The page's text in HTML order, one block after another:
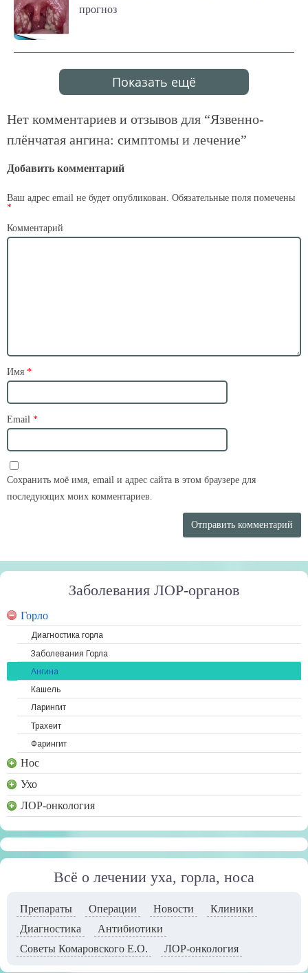
прогноз
Показать ещё
Нет комментариев и отзывов для “Язвенно-
плёнчатая ангина: симптомы и лечение”
Добавить комментарий
Ваш адрес email не будет опубликован. Обязательные поля помечены
*
Комментарий
Имя *
Email *
Сохранить моё имя, email и адрес сайта в этом браузере для
последующих моих комментариев.
Заболевания ЛОР-органов
Горло
Диагностика горла
Заболевания Горла
Ангина
Кашель
Ларингит
Трахеит
Фарингит
Нос
Ухо
ЛОР-онкология
Всё о лечении уха, горла, носа
Препараты Операции Новости
Клиники
Диагностика
Антибиотики
Советы Комаровского Е.О.
ЛОР-онкология